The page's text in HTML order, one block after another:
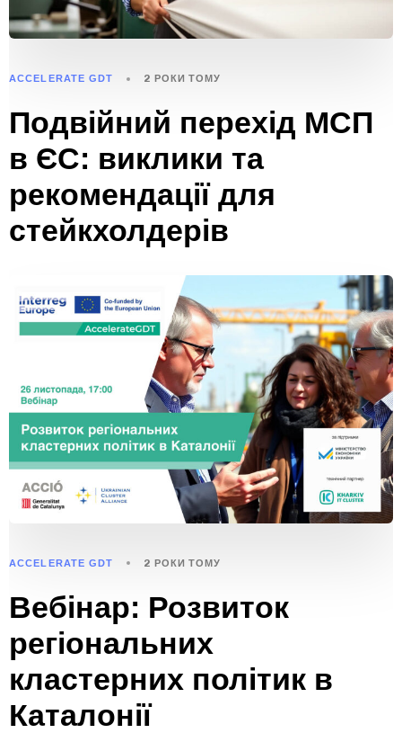
ACCELERATE GDT 2 РОКИ ТОМУ
Подвійний перехід МСП
в ЄС: виклики та
рекомендації для
стейкхолдерів
ACCELERATE GDT 2 РОКИ ТОМУ
Вебінар: Розвиток
регіональних
кластерних політик в
Каталонії